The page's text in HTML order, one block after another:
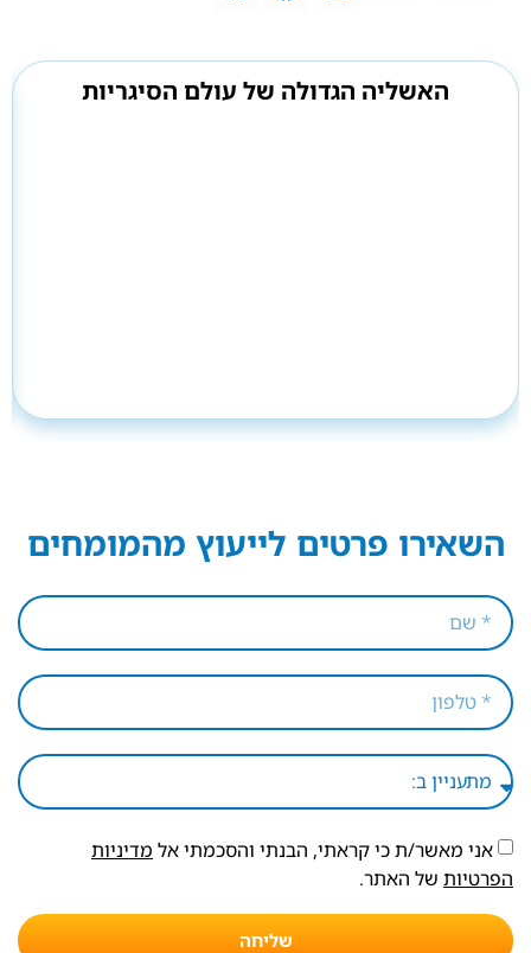
האשליה הגדולה של עולם הסיגריות
השאירו פרטים לייעוץ מהמומחים
אני מאשר/ת כי קראתי, הבנתי והסכמתי אל מדיניות
הפרטיות של האתר.
שליחה